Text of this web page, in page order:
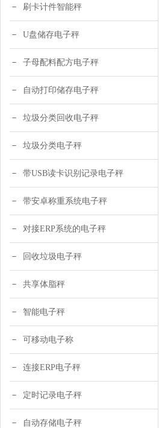
刷卡计件智能秤
U盘储存电子秤
子母配料配方电子秤
自动打印储存电子秤
垃圾分类回收电子秤
垃圾分类电子秤
带USB读卡识别记录电子秤
带安卓称重系统电子秤
对接ERP系统的电子秤
回收垃圾电子秤
共享体脂秤
智能电子秤
可移动电子称
连接ERP电子秤
定时记录电子秤
自动存储电子秤